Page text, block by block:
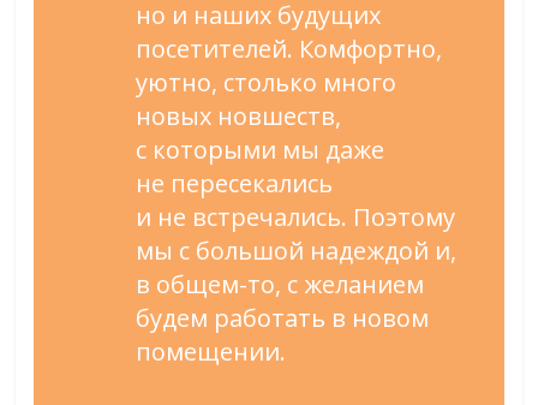
но и наших будущих
посетителей. Комфортно,
уютно, столько много
новых новшеств,
с которыми мы даже
не пересекались
и не встречались. Поэтому
мы с большой надеждой и,
в общем-то, с желанием
будем работать в новом
помещении.